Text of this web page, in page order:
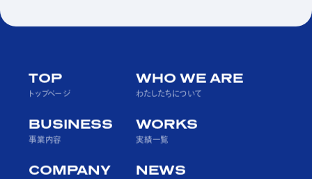
TOP
トップページ
WHO WE ARE
わたしたちについて
BUSINESS
事業内容
WORKS
実績一覧
COMPANY NEWS